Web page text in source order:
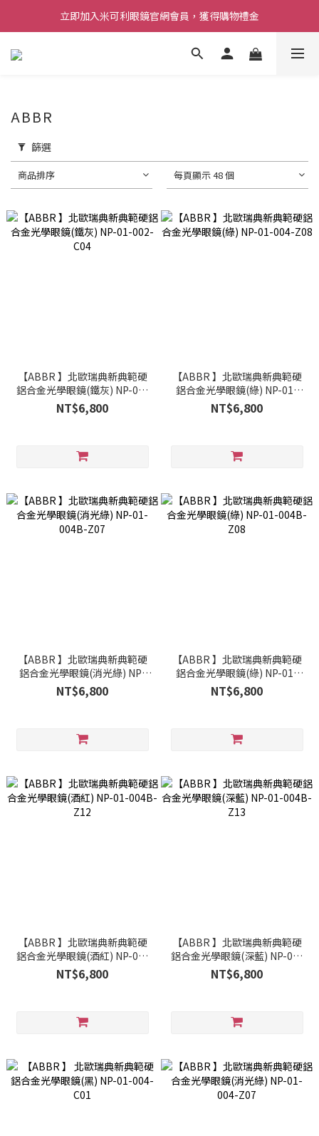
立即加入米可利眼鏡官網會員，獲得購物禮金
ABBR
篩選
商品排序 每頁顯示 48 個
【ABBR 】北歐瑞典新典範硬
鋁合金光學眼鏡(鐵灰) NP-01-
002-C04
NT$6,800
【ABBR 】北歐瑞典新典範硬
鋁合金光學眼鏡(綠) NP-01-
004-Z08
NT$6,800
【ABBR 】北歐瑞典新典範硬
鋁合金光學眼鏡(消光綠) NP-
01-004B-Z07
NT$6,800
【ABBR 】北歐瑞典新典範硬
鋁合金光學眼鏡(綠) NP-01-
004B-Z08
NT$6,800
【ABBR 】北歐瑞典新典範硬
鋁合金光學眼鏡(酒紅) NP-01-
004B-Z12
NT$6,800
【ABBR 】北歐瑞典新典範硬
鋁合金光學眼鏡(深藍) NP-01-
004B-Z13
NT$6,800